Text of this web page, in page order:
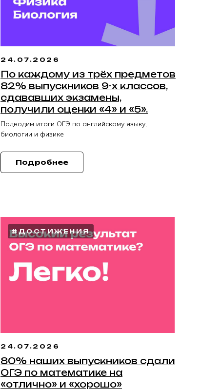
24.07.2026
По каждому из трёх предметов
82% выпускников 9-х классов,
сдававших экзамены,
получили оценки «4» и «5».
Подводим итоги ОГЭ по английскому языку,
биологии и физике
Подробнее
#ДОСТИЖЕНИЯ
24.07.2026
80% наших выпускников сдали
ОГЭ по математике на
«отлично» и «хорошо»